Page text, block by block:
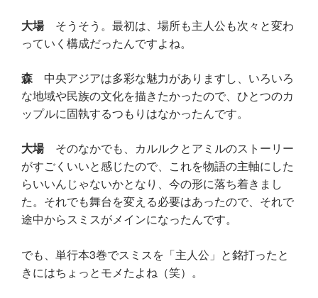
大場 そうそう。最初は、場所も主人公も次々と変わ
っていく構成だったんですよね。
森 中央アジアは多彩な魅力がありますし、いろいろ
な地域や民族の文化を描きたかったので、ひとつのカ
ップルに固執するつもりはなかったんです。
大場 そのなかでも、カルルクとアミルのストーリー
がすごくいいと感じたので、これを物語の主軸にした
らいいんじゃないかとなり、今の形に落ち着きまし
た。それでも舞台を変える必要はあったので、それで
途中からスミスがメインになったんです。
でも、単行本3巻でスミスを「主人公」と銘打ったと
きにはちょっとモメたよね（笑）。